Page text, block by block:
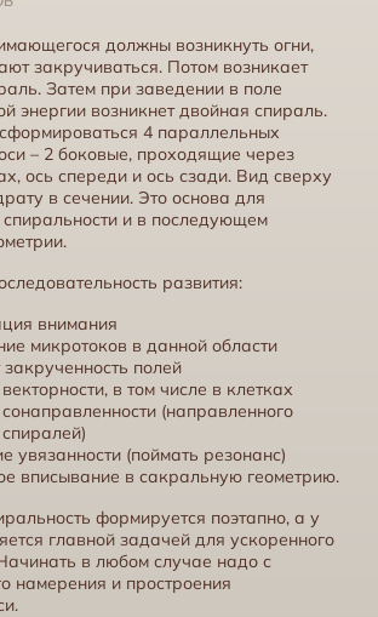
должны возникнуть огни,
закручиваться. Потом возникает
Затем при заведении в поле
энергии возникнет двойная спираль.
4 параллельных
– 2 боковые, проходящие через
ось спереди и ось сзади. Вид сверху
в сечении. Это основа для
и в последующем
развития:
внимания
микротоков в данной области
полей
в том числе в клетках
(направленного
увязанности (поймать резонанс)
вписывание в сакральную геометрию.
формируется поэтапно, а у
главной задачей для ускоренного
в любом случае надо с
намерения и простроения
спиральностью